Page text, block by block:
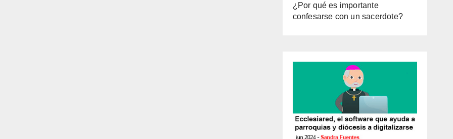
¿Por qué es importante
confesarse con un sacerdote?